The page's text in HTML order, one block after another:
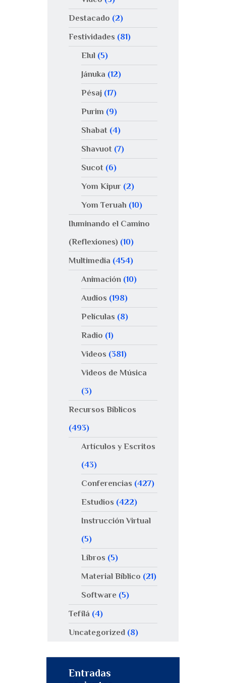
Destacado (2)
Festividades (81)
Elul(5)
Jánuka (12)
Pésaj(17)
Purim (9)
Shabat(4)
Shavuot(7)
Sucot(6)
Yom Kipur(2)
Yom Teruah (10)
Iluminando el Camino
(Reflexiones) (10)
Multimedia (454)
Animación(10)
Audios (198)
Películas (8)
Radio (1)
Videos (381)
Videos de Música
(3)
Recursos Bíblicos
(493)
Artículos y Escritos
(43)
Conferencias (427)
Estudios (422)
Instrucción Virtual
(5)
Libros (5)
Material Bíblico (21)
Software(5)
Tefilá (4)
Uncategorized (8)
Entradas